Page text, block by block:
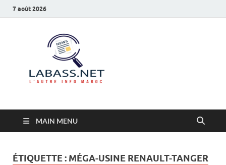
7 août 2026
MAIN MENU
ÉTIQUETTE : MÉGA-USINE RENAULT-TANGER